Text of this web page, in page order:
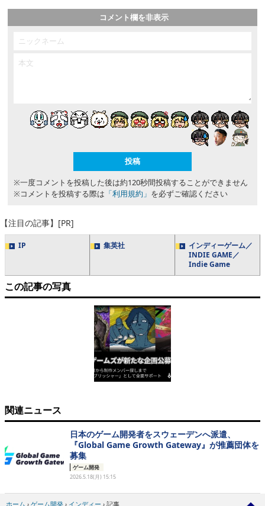
コメント欄を非表示
※一度コメントを投稿した後は約120秒間投稿することができません
※コメントを投稿する際は 「利用規約」 を必ずご確認ください
【注目の記事】[PR]
IP 集英社
インディーゲーム／
INDIE GAME／
Indie Game
この記事の写真
関連ニュース
日本のゲーム開発者をスウェーデンへ派遣、
『Global Game Growth Gateway』が推薦団体を
募集
ゲーム開発
2026.5.18(月) 15:15
ホーム › ゲーム開発 › インディー › 記事